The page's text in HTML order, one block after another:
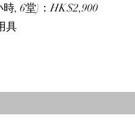
, 6堂)：HK$2,900
具